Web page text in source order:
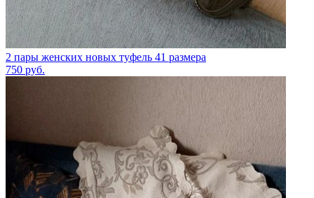
2 пары женских новых туфель 41 размера
750 руб.